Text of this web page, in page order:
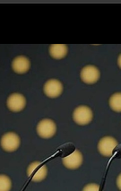
بحث متقدم